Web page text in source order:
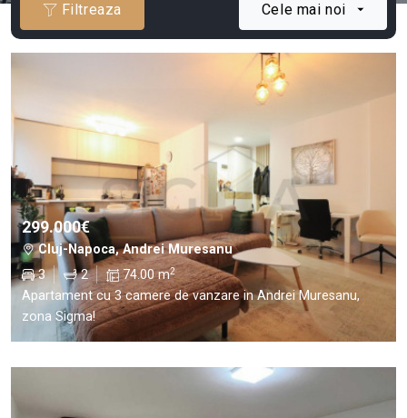
Filtreaza Cele mai noi
299.000€
Cluj-Napoca, Andrei Muresanu
3
2 74.00 m2
Apartament cu 3 camere de vanzare in Andrei Muresanu,
zona Sigma!